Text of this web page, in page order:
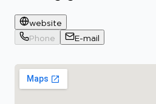
website
Phone
E-mail